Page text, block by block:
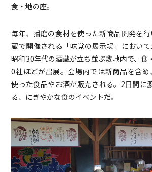
食・地の座。
毎年、播磨の食材を使った新商品開発を
蔵で開催される「味覚の展示場」において
昭和30年代の酒蔵が立ち並ぶ敷地内で、食
0社ほどが出展。会場内では新商品を含
使った食品やお酒が販売される。2日間に
る、にぎやかな食のイベントだ。